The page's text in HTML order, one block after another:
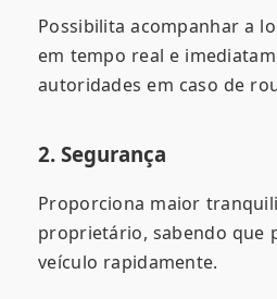
Possibilita acompanhar a
em tempo real e
autoridades em caso de
2. Segurança
Proporciona maior
proprietário, sabendo que
veículo rapidamente.